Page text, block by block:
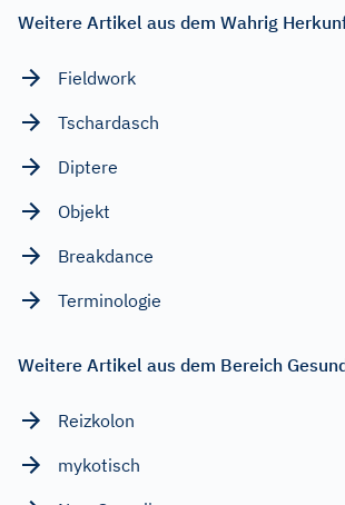
Weitere Artikel aus dem Wahrig
Fieldwork
Tschardasch
Diptere
Objekt
Breakdance
Terminologie
Weitere Artikel aus dem Bereich
Reizkolon
mykotisch